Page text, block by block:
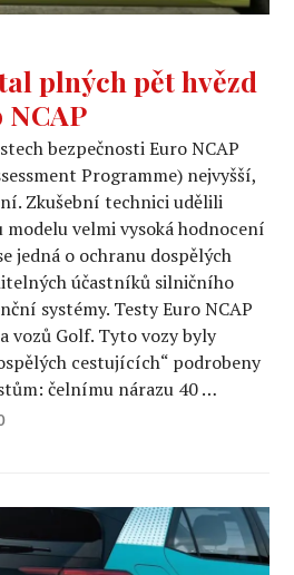
plných pět hvězd
NCAP
bezpečnosti Euro NCAP
Programme) nejvyšší,
Zkušební technici udělili
velmi vysoká hodnocení
jedná o ochranu dospělých
účastníků silničního
systémy. Testy Euro NCAP
vozů Golf. Tyto vozy byly
cestujících“ podrobeny
čelnímu nárazu 40 …